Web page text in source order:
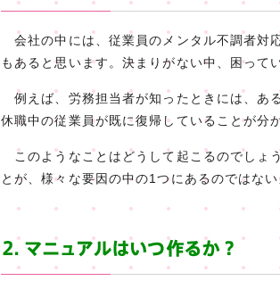
会社の中には、従業員のメンタル不調者対
もあると思います。決まりがない中、困って
例えば、労務担当者が知ったときには、あ
休職中の従業員が既に復帰していることが分
このようなことはどうして起こるのでしょ
とが、様々な要因の中の1つにあるのではな